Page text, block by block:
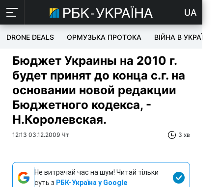
UA
DRONE DEALS ОРМУЗЬКА ПРОТОКА ВІЙНА В УКРАЇНІ
Бюджет Украины на 2010 г.
будет принят до конца с.г. на
основании новой редакции
Бюджетного кодекса, -
Н.Королевская.
12:13 03.12.2009 Чт 3 хв
Не витрачай час на шум! Читай тільки
суть з РБК-Україна у Google